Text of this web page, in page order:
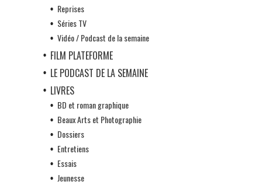
Reprises
Séries TV
Vidéo / Podcast de la semaine
FILM PLATEFORME
LE PODCAST DE LA SEMAINE
LIVRES
BD et roman graphique
Beaux Arts et Photographie
Dossiers
Entretiens
Essais
Jeunesse